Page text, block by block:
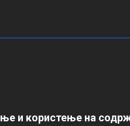
и користење на